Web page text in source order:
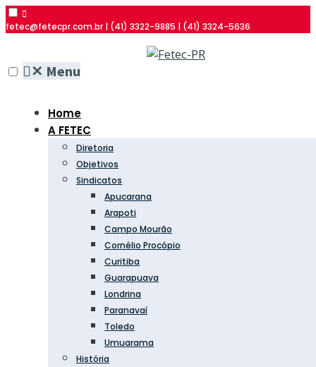
fetec@fetecpr.com.br | (41) 3322-9885 | (41) 3324-5636
✕ Menu
Home
A FETEC
Diretoria
Objetivos
Sindicatos
Apucarana
Arapoti
Campo Mourão
Cornélio Procópio
Curitiba
Guarapuava
Londrina
Paranavaí
Toledo
Umuarama
História